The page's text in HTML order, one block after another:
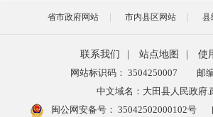
省市政府网站 市内县区网站 县
联系我们 站点地图
使
网站标识码： 3504250007
邮
中文域名：大田县人民政府.
闽公网安备号： 35042502000102号